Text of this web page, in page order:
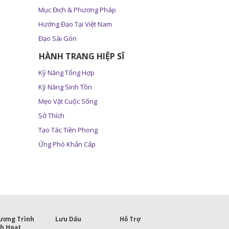
Mục Đich & Phương Pháp
Hướng Đạo Tại Việt Nam
Đạo Sài Gòn
HÀNH TRANG HIỆP SĨ
Kỹ Năng Tổng Hợp
Kỹ Năng Sinh Tồn
Mẹo Vặt Cuộc Sống
Sở Thích
Tạo Tác Tiền Phong
Ứng Phó Khẩn Cấp
Trình
Hoạt
Lưu Dấu Hỗ Trợ